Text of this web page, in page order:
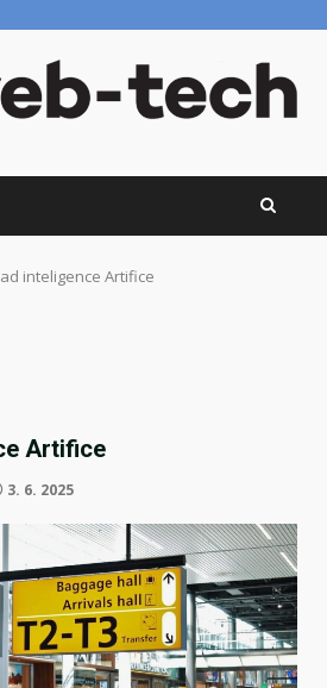
inteligence Artifice
Artifice
3. 6. 2025